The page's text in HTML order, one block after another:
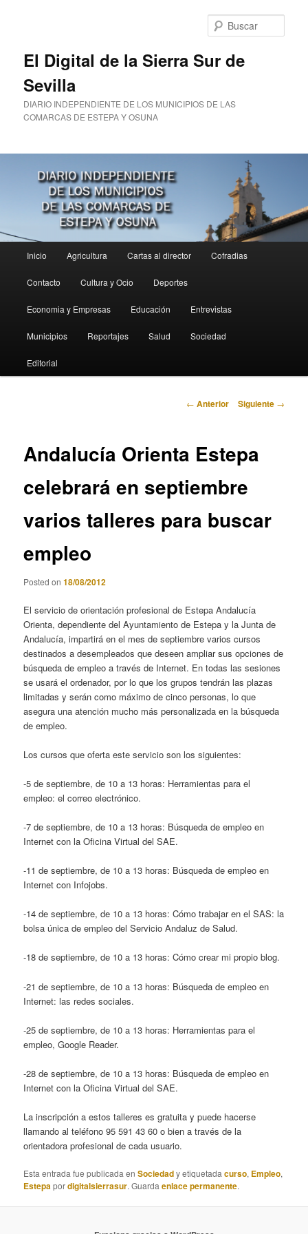
El Digital de la Sierra Sur de
Sevilla
DIARIO INDEPENDIENTE DE LOS MUNICIPIOS DE LAS
COMARCAS DE ESTEPA Y OSUNA
principal
Inicio Agricultura Cartas al director Cofradias
Contacto Cultura y Ocio Deportes
Economia y Empresas Educación Entrevistas
Municipios Reportajes Salud Sociedad
Editorial
Navegación
← Anterior Siguiente →
Andalucía Orienta Estepa
celebrará en septiembre
varios talleres para buscar
empleo
Posted on18/08/2012
El servicio de orientación profesional de Estepa Andalucía
Orienta, dependiente del Ayuntamiento de Estepa y la Junta de
Andalucía, impartirá en el mes de septiembre varios cursos
destinados a desempleados que deseen ampliar sus opciones de
búsqueda de empleo a través de Internet. En todas las sesiones
se usará el ordenador, por lo que los grupos tendrán las plazas
limitadas y serán como máximo de cinco personas, lo que
asegura una atención mucho más personalizada en la búsqueda
de empleo.
Los cursos que oferta este servicio son los siguientes:
-5 de septiembre, de 10 a 13 horas: Herramientas para el
empleo: el correo electrónico.
-7 de septiembre, de 10 a 13 horas: Búsqueda de empleo en
Internet con la Oficina Virtual del SAE.
-11 de septiembre, de 10 a 13 horas: Búsqueda de empleo en
Internet con Infojobs.
-14 de septiembre, de 10 a 13 horas: Cómo trabajar en el SAS: la
bolsa única de empleo del Servicio Andaluz de Salud.
-18 de septiembre, de 10 a 13 horas: Cómo crear mi propio blog.
-21 de septiembre, de 10 a 13 horas: Búsqueda de empleo en
Internet: las redes sociales.
-25 de septiembre, de 10 a 13 horas: Herramientas para el
empleo, Google Reader.
-28 de septiembre, de 10 a 13 horas: Búsqueda de empleo en
Internet con la Oficina Virtual del SAE.
La inscripción a estos talleres es gratuita y puede hacerse
llamando al teléfono 95 591 43 60 o bien a través de la
orientadora profesional de cada usuario.
Esta entrada fue publicada enSociedady etiquetadacurso, Empleo,
Estepapordigitalsierrasur. Guardaenlace permanente.